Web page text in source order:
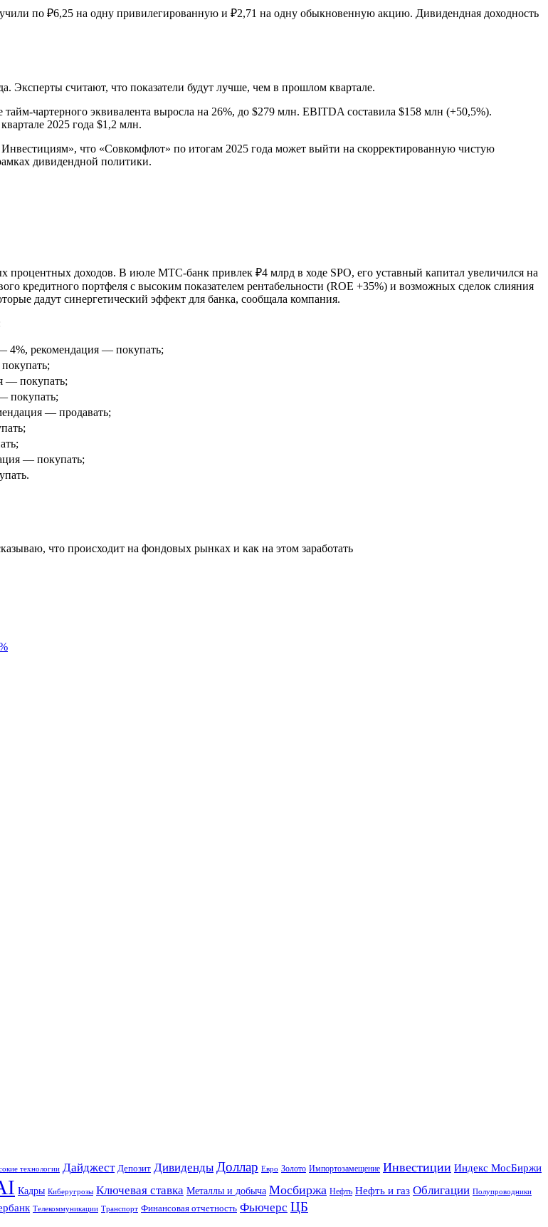
по ₽6,25 на одну привилегированную и ₽2,71 на одну обыкновенную акцию. Дивидендная доходность
Эксперты считают, что показатели будут лучше, чем в прошлом квартале.
чартерного эквивалента выросла на 26%, до $279 млн. EBITDA составила $158 млн (+50,5%).
2025 года $1,2 млн.
что «Совкомфлот» по итогам 2025 года может выйти на скорректированную чистую
дивидендной политики.
доходов. В июле МТС-банк привлек ₽4 млрд в ходе SPO, его уставный капитал увеличился на
кредитного портфеля с высоким показателем рентабельности (ROE +35%) и возможных сделок слияния
дадут синергетический эффект для банка, сообщала компания.
4%, рекомендация — покупать;
— покупать;
покупать;
— продавать;
— покупать;
что происходит на фондовых рынках и как на этом заработать
технологии Дайджест Депозит Дивиденды Доллар Евро Золото Импортозамещение Инвестиции Индекс МосБиржи
Кадры Киберугрозы Ключевая ставка Металлы и добыча Мосбиржа Нефть Нефть и газ Облигации Полупроводники
Телекоммуникации Транспорт Финансовая отчетность Фьючерс ЦБ